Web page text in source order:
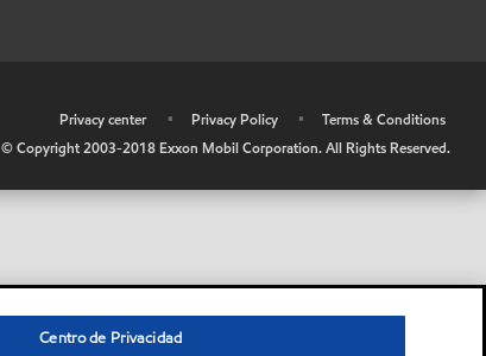
Privacy center • Privacy Policy •
Terms & Conditions
© Copyright 2003-2018 Exxon Mobil Corporation. All Rights Reserved.
Centro de Privacidad